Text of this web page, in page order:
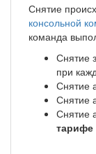
Снятие
консольной
команда
Снятие
при
Снятие
Снятие
Снятие
тарифе